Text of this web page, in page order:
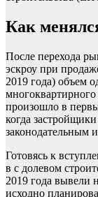
Как
После перехода
эскроу при
2019 года) объем
произошло в
когда
законодательным
Готовясь к
в с долевом
2019 года вывели
исходно